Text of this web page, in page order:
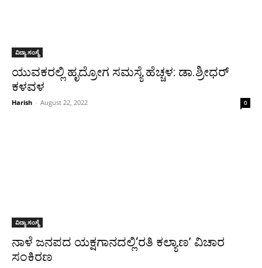
ವಿದ್ಯಾ ಸಂಸ್ಥೆ
ಯುವಕರಲ್ಲಿ ಹೃದ್ರೋಗ ಸಮಸ್ಯೆ ಹೆಚ್ಚಳ: ಡಾ.ಶ್ರೀಧರ್
ಕಳವಳ
Harish - August 22, 2022 0
ವಿದ್ಯಾ ಸಂಸ್ಥೆ
ನಾಳೆ ಜನಪದ ಯಕ್ಷಗಾನದಲ್ಲಿ‘ರತಿ ಕಲ್ಯಾಣ’ ವಿಚಾರ
ಸಂಕಿರಣ